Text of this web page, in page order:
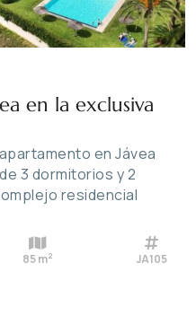
en la exclusiva
en Jávea
3 dormitorios y 2
residencial
85 m2 JA105